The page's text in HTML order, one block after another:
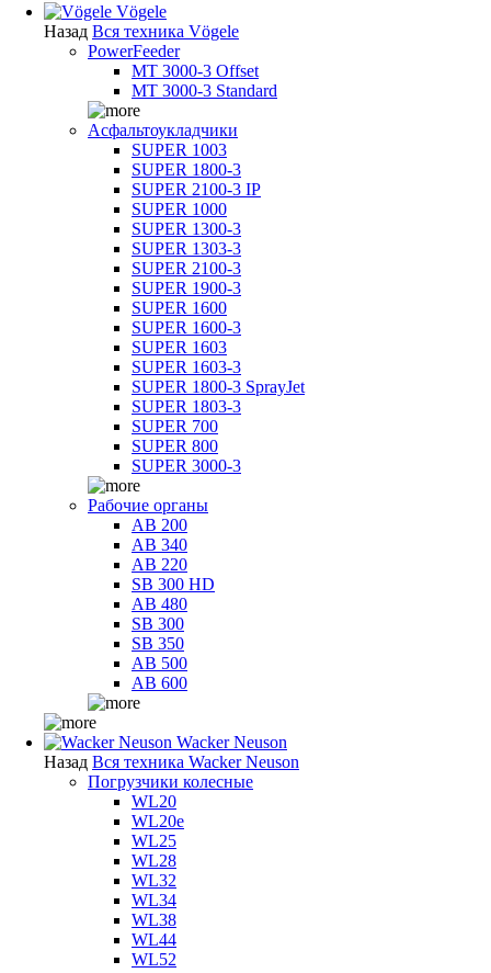
Vögele
Назад Вся техника Vögele
PowerFeeder
MT 3000-3 Offset
MT 3000-3 Standard
Асфальтоукладчики
SUPER 1003
SUPER 1800-3
SUPER 2100-3 IP
SUPER 1000
SUPER 1300-3
SUPER 1303-3
SUPER 2100-3
SUPER 1900-3
SUPER 1600
SUPER 1600-3
SUPER 1603
SUPER 1603-3
SUPER 1800-3 SprayJet
SUPER 1803-3
SUPER 700
SUPER 800
SUPER 3000-3
Рабочие органы
AB 200
AB 340
AB 220
SB 300 HD
AB 480
SB 300
SB 350
AB 500
AB 600
Wacker Neuson
Назад Вся техника Wacker Neuson
Погрузчики колесные
WL20
WL20e
WL25
WL28
WL32
WL34
WL38
WL44
WL52